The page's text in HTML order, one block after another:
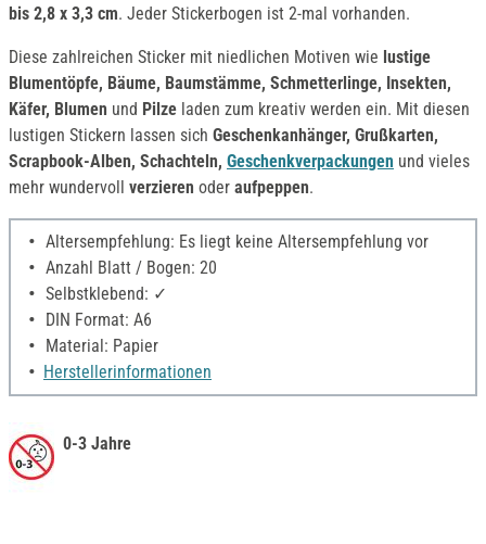
bis 2,8 x 3,3 cm. Jeder Stickerbogen ist 2-mal vorhanden.
Diese zahlreichen Sticker mit niedlichen Motiven wie lustige
Blumentöpfe, Bäume, Baumstämme, Schmetterlinge, Insekten,
Käfer, Blumen und Pilze laden zum kreativ werden ein. Mit diesen
lustigen Stickern lassen sich Geschenkanhänger, Grußkarten,
Scrapbook-Alben, Schachteln, Geschenkverpackungen und vieles
mehr wundervoll verzieren oder aufpeppen.
Altersempfehlung: Es liegt keine Altersempfehlung vor
Anzahl Blatt / Bogen: 20
Selbstklebend: ✓
DIN Format: A6
Material: Papier
Herstellerinformationen
0-3 Jahre